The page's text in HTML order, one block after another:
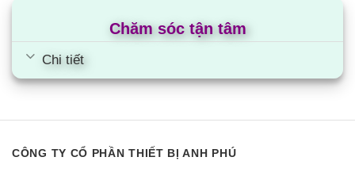
Chăm sóc tận tâm
Chi tiết
CÔNG TY CỔ PHẦN THIẾT BỊ ANH PHÚ